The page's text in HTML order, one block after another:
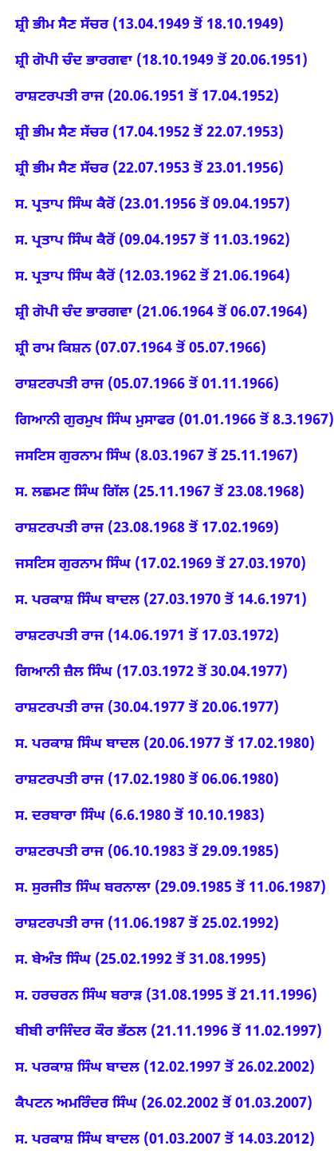
ਸ਼੍ਰੀ ਭੀਮ ਸੈਣ ਸੱਚਰ (13.04.1949 ਤੋਂ 18.10.1949)
ਸ਼੍ਰੀ ਗੋਪੀ ਚੰਦ ਭਾਰਗਵਾ (18.10.1949 ਤੋਂ 20.06.1951)
ਰਾਸ਼ਟਰਪਤੀ ਰਾਜ (20.06.1951 ਤੋਂ 17.04.1952)
ਸ਼੍ਰੀ ਭੀਮ ਸੈਣ ਸੱਚਰ (17.04.1952 ਤੋਂ 22.07.1953)
ਸ਼੍ਰੀ ਭੀਮ ਸੈਣ ਸੱਚਰ (22.07.1953 ਤੋਂ 23.01.1956)
ਸ. ਪ੍ਰਤਾਪ ਸਿੰਘ ਕੈਰੋਂ (23.01.1956 ਤੋਂ 09.04.1957)
ਸ. ਪ੍ਰਤਾਪ ਸਿੰਘ ਕੈਰੋਂ (09.04.1957 ਤੋਂ 11.03.1962)
ਸ. ਪ੍ਰਤਾਪ ਸਿੰਘ ਕੈਰੋਂ (12.03.1962 ਤੋਂ 21.06.1964)
ਸ਼੍ਰੀ ਗੋਪੀ ਚੰਦ ਭਾਰਗਵਾ (21.06.1964 ਤੋਂ 06.07.1964)
ਸ਼੍ਰੀ ਰਾਮ ਕਿਸ਼ਨ (07.07.1964 ਤੋਂ 05.07.1966)
ਰਾਸ਼ਟਰਪਤੀ ਰਾਜ (05.07.1966 ਤੋਂ 01.11.1966)
ਗਿਆਨੀ ਗੁਰਮੁਖ ਸਿੰਘ ਮੁਸਾਫਰ (01.01.1966 ਤੋਂ 8.3.1967)
ਜਸਟਿਸ ਗੁਰਨਾਮ ਸਿੰਘ (8.03.1967 ਤੋਂ 25.11.1967)
ਸ. ਲਛਮਣ ਸਿੰਘ ਗਿੱਲ (25.11.1967 ਤੋਂ 23.08.1968)
ਰਾਸ਼ਟਰਪਤੀ ਰਾਜ (23.08.1968 ਤੋਂ 17.02.1969)
ਜਸਟਿਸ ਗੁਰਨਾਮ ਸਿੰਘ (17.02.1969 ਤੋਂ 27.03.1970)
ਸ. ਪਰਕਾਸ਼ ਸਿੰਘ ਬਾਦਲ (27.03.1970 ਤੋਂ 14.6.1971)
ਰਾਸ਼ਟਰਪਤੀ ਰਾਜ (14.06.1971 ਤੋਂ 17.03.1972)
ਗਿਆਨੀ ਜ਼ੈਲ ਸਿੰਘ (17.03.1972 ਤੋਂ 30.04.1977)
ਰਾਸ਼ਟਰਪਤੀ ਰਾਜ (30.04.1977 ਤੋਂ 20.06.1977)
ਸ. ਪਰਕਾਸ਼ ਸਿੰਘ ਬਾਦਲ (20.06.1977 ਤੋਂ 17.02.1980)
ਰਾਸ਼ਟਰਪਤੀ ਰਾਜ (17.02.1980 ਤੋਂ 06.06.1980)
ਸ. ਦਰਬਾਰਾ ਸਿੰਘ (6.6.1980 ਤੋਂ 10.10.1983)
ਰਾਸ਼ਟਰਪਤੀ ਰਾਜ (06.10.1983 ਤੋਂ 29.09.1985)
ਸ. ਸੁਰਜੀਤ ਸਿੰਘ ਬਰਨਾਲਾ (29.09.1985 ਤੋਂ 11.06.1987)
ਰਾਸ਼ਟਰਪਤੀ ਰਾਜ (11.06.1987 ਤੋਂ 25.02.1992)
ਸ. ਬੇਅੰਤ ਸਿੰਘ (25.02.1992 ਤੋਂ 31.08.1995)
ਸ. ਹਰਚਰਨ ਸਿੰਘ ਬਰਾੜ (31.08.1995 ਤੋਂ 21.11.1996)
ਬੀਬੀ ਰਾਜਿੰਦਰ ਕੌਰ ਭੱਠਲ (21.11.1996 ਤੋਂ 11.02.1997)
ਸ. ਪਰਕਾਸ਼ ਸਿੰਘ ਬਾਦਲ (12.02.1997 ਤੋਂ 26.02.2002)
ਕੈਪਟਨ ਅਮਰਿੰਦਰ ਸਿੰਘ (26.02.2002 ਤੋਂ 01.03.2007)
ਸ. ਪਰਕਾਸ਼ ਸਿੰਘ ਬਾਦਲ (01.03.2007 ਤੋਂ 14.03.2012)